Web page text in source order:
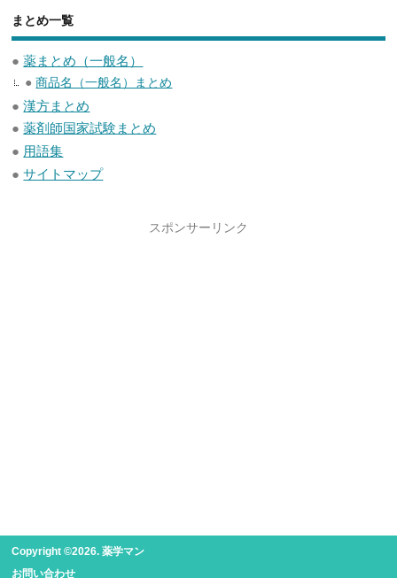
まとめ一覧
●薬まとめ（一般名）
●商品名（一般名）まとめ
●漢方まとめ
●薬剤師国家試験まとめ
● 用語集
●サイトマップ
スポンサーリンク
Copyright ©2026. 薬学マン
お問い合わせ